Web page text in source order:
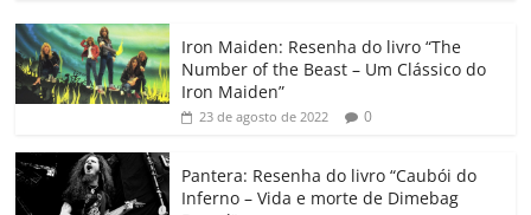
c
e
b
o
o
itt
er
at
s
A
p
e
dI
gl
e
Cl
a
p
y
Li
k
m
p
h
Iron Maiden: Resenha do livro “The
Number of the Beast – Um Clássico do
Iron Maiden”
23 de agosto de 2022 0
Pantera: Resenha do livro “Caubói do
Inferno – Vida e morte de Dimebag